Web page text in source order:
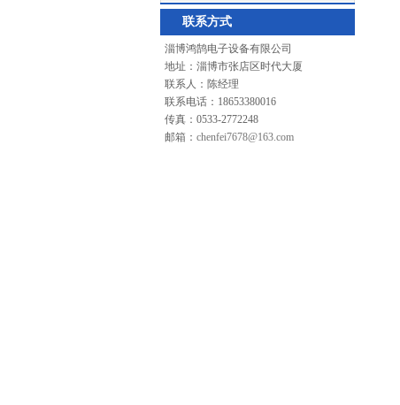
联系方式
淄博鸿鹄电子设备有限公司
地址：淄博市张店区时代大厦
联系人：陈经理
联系电话：18653380016
传真：0533-2772248
邮箱： chenfei7678@163.com